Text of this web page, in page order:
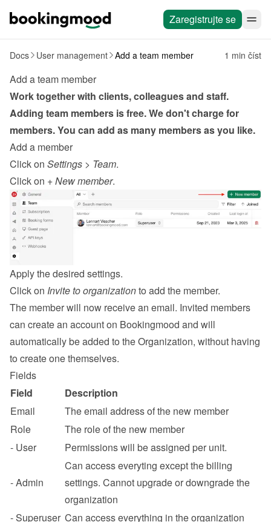
Zaregistrujte se
Docs User management Add a team member 1 min číst
Add a team member
Work together with clients, colleagues and staff.
Adding team members is free. We don't charge for
members. You can add as many members as you like.
Add a member
Click on Settings > Team.
Click on + New member.
Apply the desired settings.
Click on Invite to organization to add the member.
The member will now receive an email. Invited members
can create an account on Bookingmood and will
automatically be added to the Organization, without having
to create one themselves.
Fields
Field
Description
Email
The email address of the new member
Role
The role of the new member
- User
Permissions will be assigned per unit.
- Admin
Can access everyting except the billing
settings. Cannot upgrade or downgrade the
organization
- Superuser Can access everything in the organization